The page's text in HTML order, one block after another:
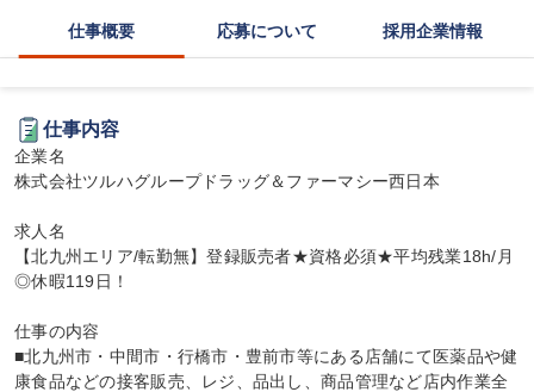
仕事概要 応募について 採用企業情報
仕事内容
企業名
株式会社ツルハグループドラッグ＆ファーマシー西日本
求人名
【北九州エリア/転勤無】登録販売者★資格必須★平均残業18h/月
◎休暇119日！
仕事の内容
■北九州市・中間市・行橋市・豊前市等にある店舗にて医薬品や健
康食品などの接客販売、レジ、品出し、商品管理など店内作業全